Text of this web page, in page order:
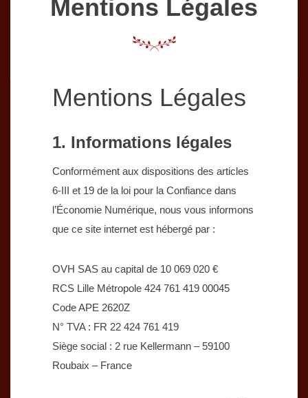
Mentions Légales
Mentions Légales
1. Informations légales
Conformément aux dispositions des articles
6-III et 19 de la loi pour la Confiance dans
l’Économie Numérique, nous vous informons
que ce site internet est hébergé par :
OVH SAS au capital de 10 069 020 €
RCS Lille Métropole 424 761 419 00045
Code APE 2620Z
N° TVA : FR 22 424 761 419
Siège social : 2 rue Kellermann – 59100
Roubaix – France